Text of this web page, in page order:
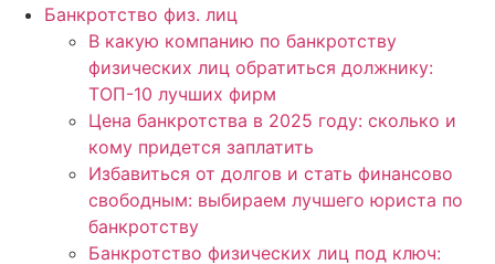
Банкротство физ. лиц
В какую компанию по банкротству
физических лиц обратиться должнику:
ТОП-10 лучших фирм
Цена банкротства в 2025 году: сколько и
кому придется заплатить
Избавиться от долгов и стать финансово
свободным: выбираем лучшего юриста по
банкротству
Банкротство физических лиц под ключ: